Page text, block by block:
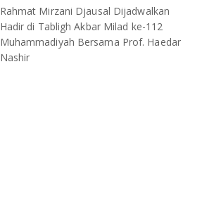
Rahmat Mirzani Djausal Dijadwalkan
Hadir di Tabligh Akbar Milad ke-112
Muhammadiyah Bersama Prof. Haedar
Nashir